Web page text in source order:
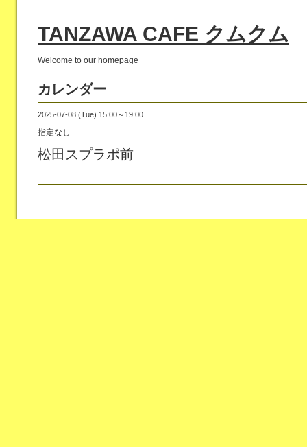
TANZAWA CAFE クムクム
Welcome to our homepage
カレンダー
2025-07-08 (Tue) 15:00～19:00
指定なし
松田スプラポ前